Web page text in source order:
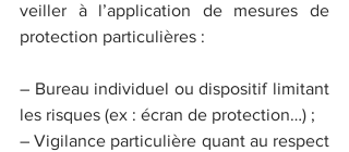
veiller à l’application de mesures de
protection particulières :
– Bureau individuel ou dispositif limitant
les risques (ex : écran de protection…) ;
– Vigilance particulière quant au respect